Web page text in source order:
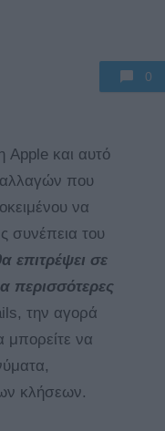
0
Apple και αυτό
αλλαγών που
να
συνέπεια του
επιτρέψει σε
περισσότερες
την αγορά
να
κλήσεων.